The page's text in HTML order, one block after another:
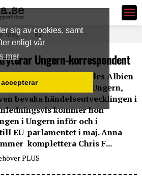
sig av cookies, samt
enligt vår
mer
Ledarsidorna.se
idag
Ungern-korrespondent
Anna Carrizales Albien
i Budapest, Ungern,
bevaka händelseutvecklingen i
kommer hon
i Ungern inför och i
EU-parlamentet i maj. Anna
komplettera Chris F...
PLUS